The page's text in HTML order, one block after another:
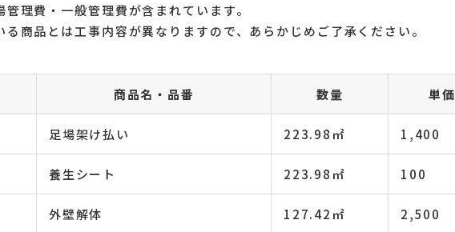
管理費・一般管理費が含まれています。
商品とは工事内容が異なりますので、あらかじめご了承ください。
商品名・品番 数量 単価
足場架け払い 223.98㎡ 1,400
養生シート 223.98㎡ 100
外壁解体 127.42㎡ 2,500